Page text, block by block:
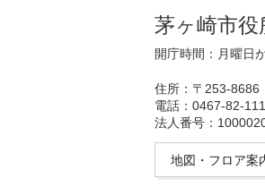
茅ヶ崎市役
開庁時間：月曜日
住所：〒253-
電話：0467-82-
法人番号：
地図・フロア案